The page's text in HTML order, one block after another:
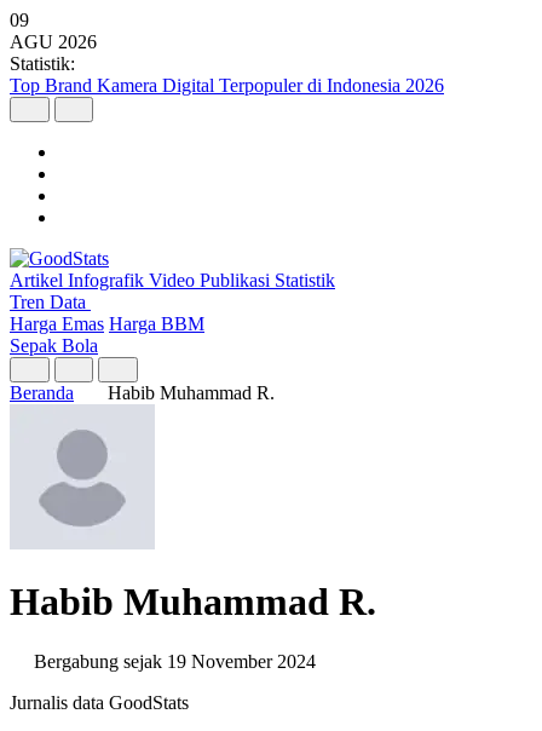
09
AGU 2026
Statistik:
Top Brand Kamera Digital Terpopuler di Indonesia 2026
Artikel Infografik Video Publikasi Statistik
Tren Data
Harga Emas Harga BBM
Sepak Bola
Beranda Habib Muhammad R.
Habib Muhammad R.
Bergabung sejak 19 November 2024
Jurnalis data GoodStats